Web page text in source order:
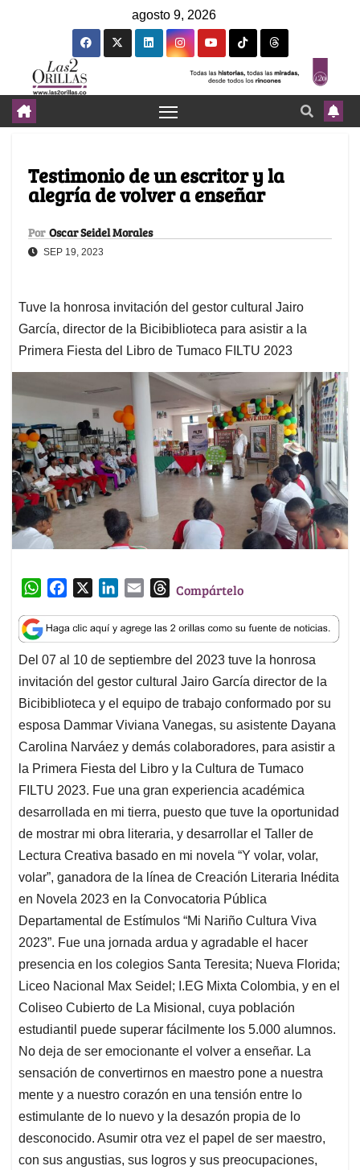
agosto 9, 2026
Testimonio de un escritor y la
alegría de volver a enseñar
Por Oscar Seidel Morales
SEP 19, 2023
Tuve la honrosa invitación del gestor cultural Jairo
García, director de la Bicibiblioteca para asistir a la
Primera Fiesta del Libro de Tumaco FILTU 2023
W
a
t
s
A
p
p
c
e
b
o
o
k
n
k
e
d
n
a
i
l
T
r
e
a
d
s
Compártelo
Del 07 al 10 de septiembre del 2023 tuve la honrosa
invitación del gestor cultural Jairo García director de la
Bicibiblioteca y el equipo de trabajo conformado por su
esposa Dammar Viviana Vanegas, su asistente Dayana
Carolina Narváez y demás colaboradores, para asistir a
la Primera Fiesta del Libro y la Cultura de Tumaco
FILTU 2023. Fue una gran experiencia académica
desarrollada en mi tierra, puesto que tuve la oportunidad
de mostrar mi obra literaria, y desarrollar el Taller de
Lectura Creativa basado en mi novela “Y volar, volar,
volar”, ganadora de la línea de Creación Literaria Inédita
en Novela 2023 en la Convocatoria Pública
Departamental de Estímulos “Mi Nariño Cultura Viva
2023”. Fue una jornada ardua y agradable el hacer
presencia en los colegios Santa Teresita; Nueva Florida;
Liceo Nacional Max Seidel; I.EG Mixta Colombia, y en el
Coliseo Cubierto de La Misional, cuya población
estudiantil puede superar fácilmente los 5.000 alumnos.
No deja de ser emocionante el volver a enseñar. La
sensación de convertirnos en maestro pone a nuestra
mente y a nuestro corazón en una tensión entre lo
estimulante de lo nuevo y la desazón propia de lo
desconocido. Asumir otra vez el papel de ser maestro,
con sus angustias, sus logros y sus preocupaciones,